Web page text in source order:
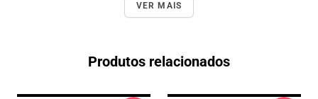
VER MAIS
Produtos relacionados